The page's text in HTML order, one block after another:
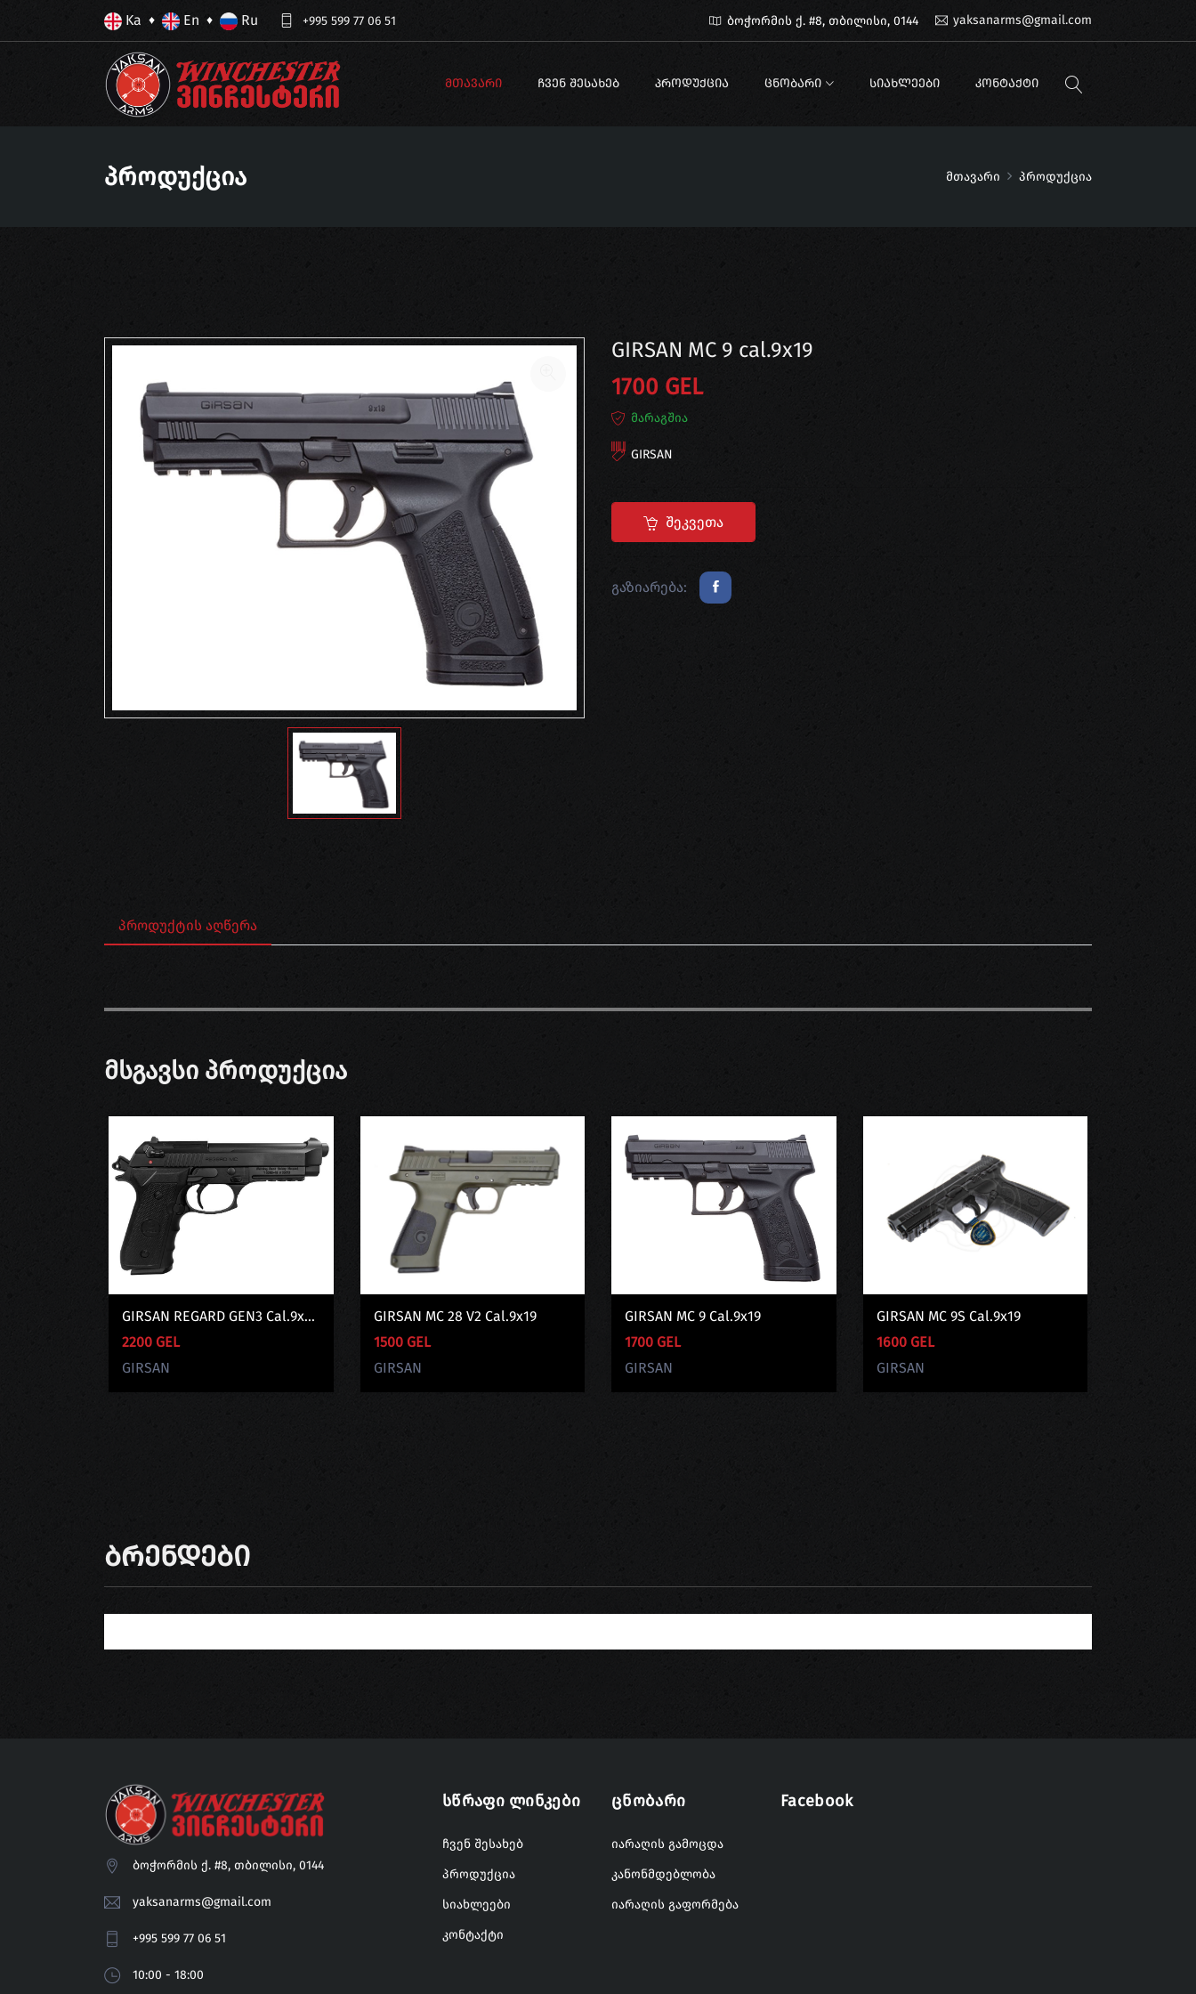
Ka ♦ En ♦ Ru +995 599 77 06 51 ბოჭორმის ქ. #8, თბილისი, 0144 yaksanarms@gmail.com
ᲛᲗᲐᲕᲐᲠᲘ ᲩᲕᲔᲜ ᲨᲔᲡᲐᲮᲔᲑ ᲞᲠᲝᲓᲣᲥᲪᲘᲐ ᲪᲜᲝᲑᲐᲠᲘ ᲡᲘᲐᲮᲚᲔᲔᲑᲘ ᲙᲝᲜᲢᲐᲥᲢᲘ
Პროდუქცია მთავარი პროდუქცია
GIRSAN MC 9 cal.9x19
1700 GEL
მარაგშია
GIRSAN
Შეკვეთა
გაზიარება:
ᲞᲠᲝᲓᲣᲥᲢᲘᲡ ᲐᲦᲬᲔᲠᲐ
Მსგავსი Პროდუქცია
GIRSAN REGARD GEN3 Cal.9x...
2200 GEL
GIRSAN
GIRSAN MC 28 V2 Cal.9x19
1500 GEL
GIRSAN
GIRSAN MC 9 Cal.9x19
1700 GEL
GIRSAN
GIRSAN MC 9S Cal.9x19
1600 GEL
GIRSAN
Ბრენდები
ბოჭორმის ქ. #8, თბილისი, 0144
yaksanarms@gmail.com
+995 599 77 06 51
10:00 - 18:00
Სწრაფი Ლინკები
ჩვენ შესახებ
პროდუქცია
სიახლეები
კონტაქტი
Ცნობარი
იარაღის გამოცდა
კანონმდებლობა
იარაღის გაფორმება
Facebook